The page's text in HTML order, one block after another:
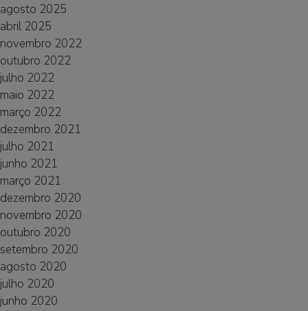
agosto 2025
abril 2025
novembro 2022
outubro 2022
julho 2022
maio 2022
março 2022
dezembro 2021
julho 2021
junho 2021
março 2021
dezembro 2020
novembro 2020
outubro 2020
setembro 2020
agosto 2020
julho 2020
junho 2020